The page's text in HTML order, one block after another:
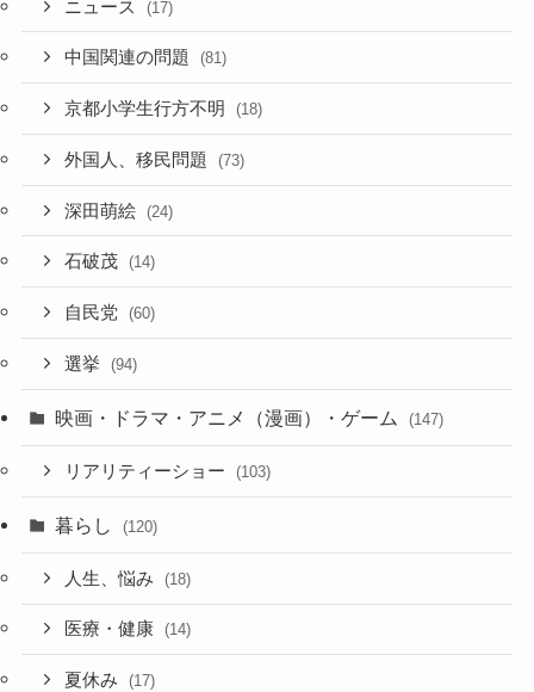
ニュース (17)
中国関連の問題 (81)
京都小学生行方不明 (18)
外国人、移民問題 (73)
深田萌絵 (24)
石破茂 (14)
自民党 (60)
選挙 (94)
映画・ドラマ・アニメ（漫画）・ゲーム (147)
リアリティーショー (103)
暮らし (120)
人生、悩み (18)
医療・健康 (14)
夏休み (17)